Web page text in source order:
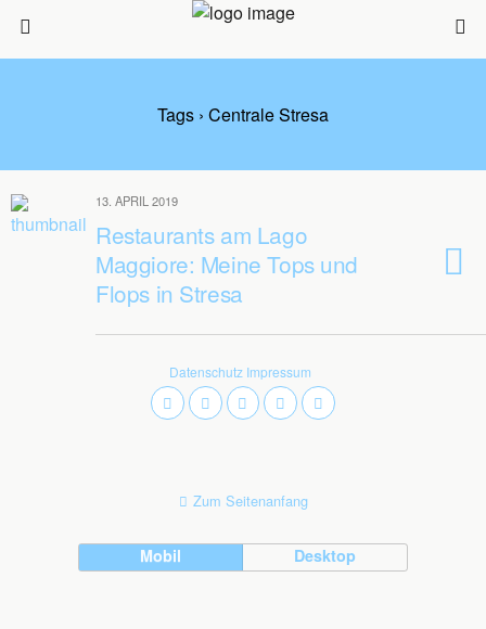
Tags › Centrale Stresa
13. APRIL 2019
Restaurants am Lago
Maggiore: Meine Tops und
Flops in Stresa
Datenschutz Impressum
Zum Seitenanfang
Mobil Desktop